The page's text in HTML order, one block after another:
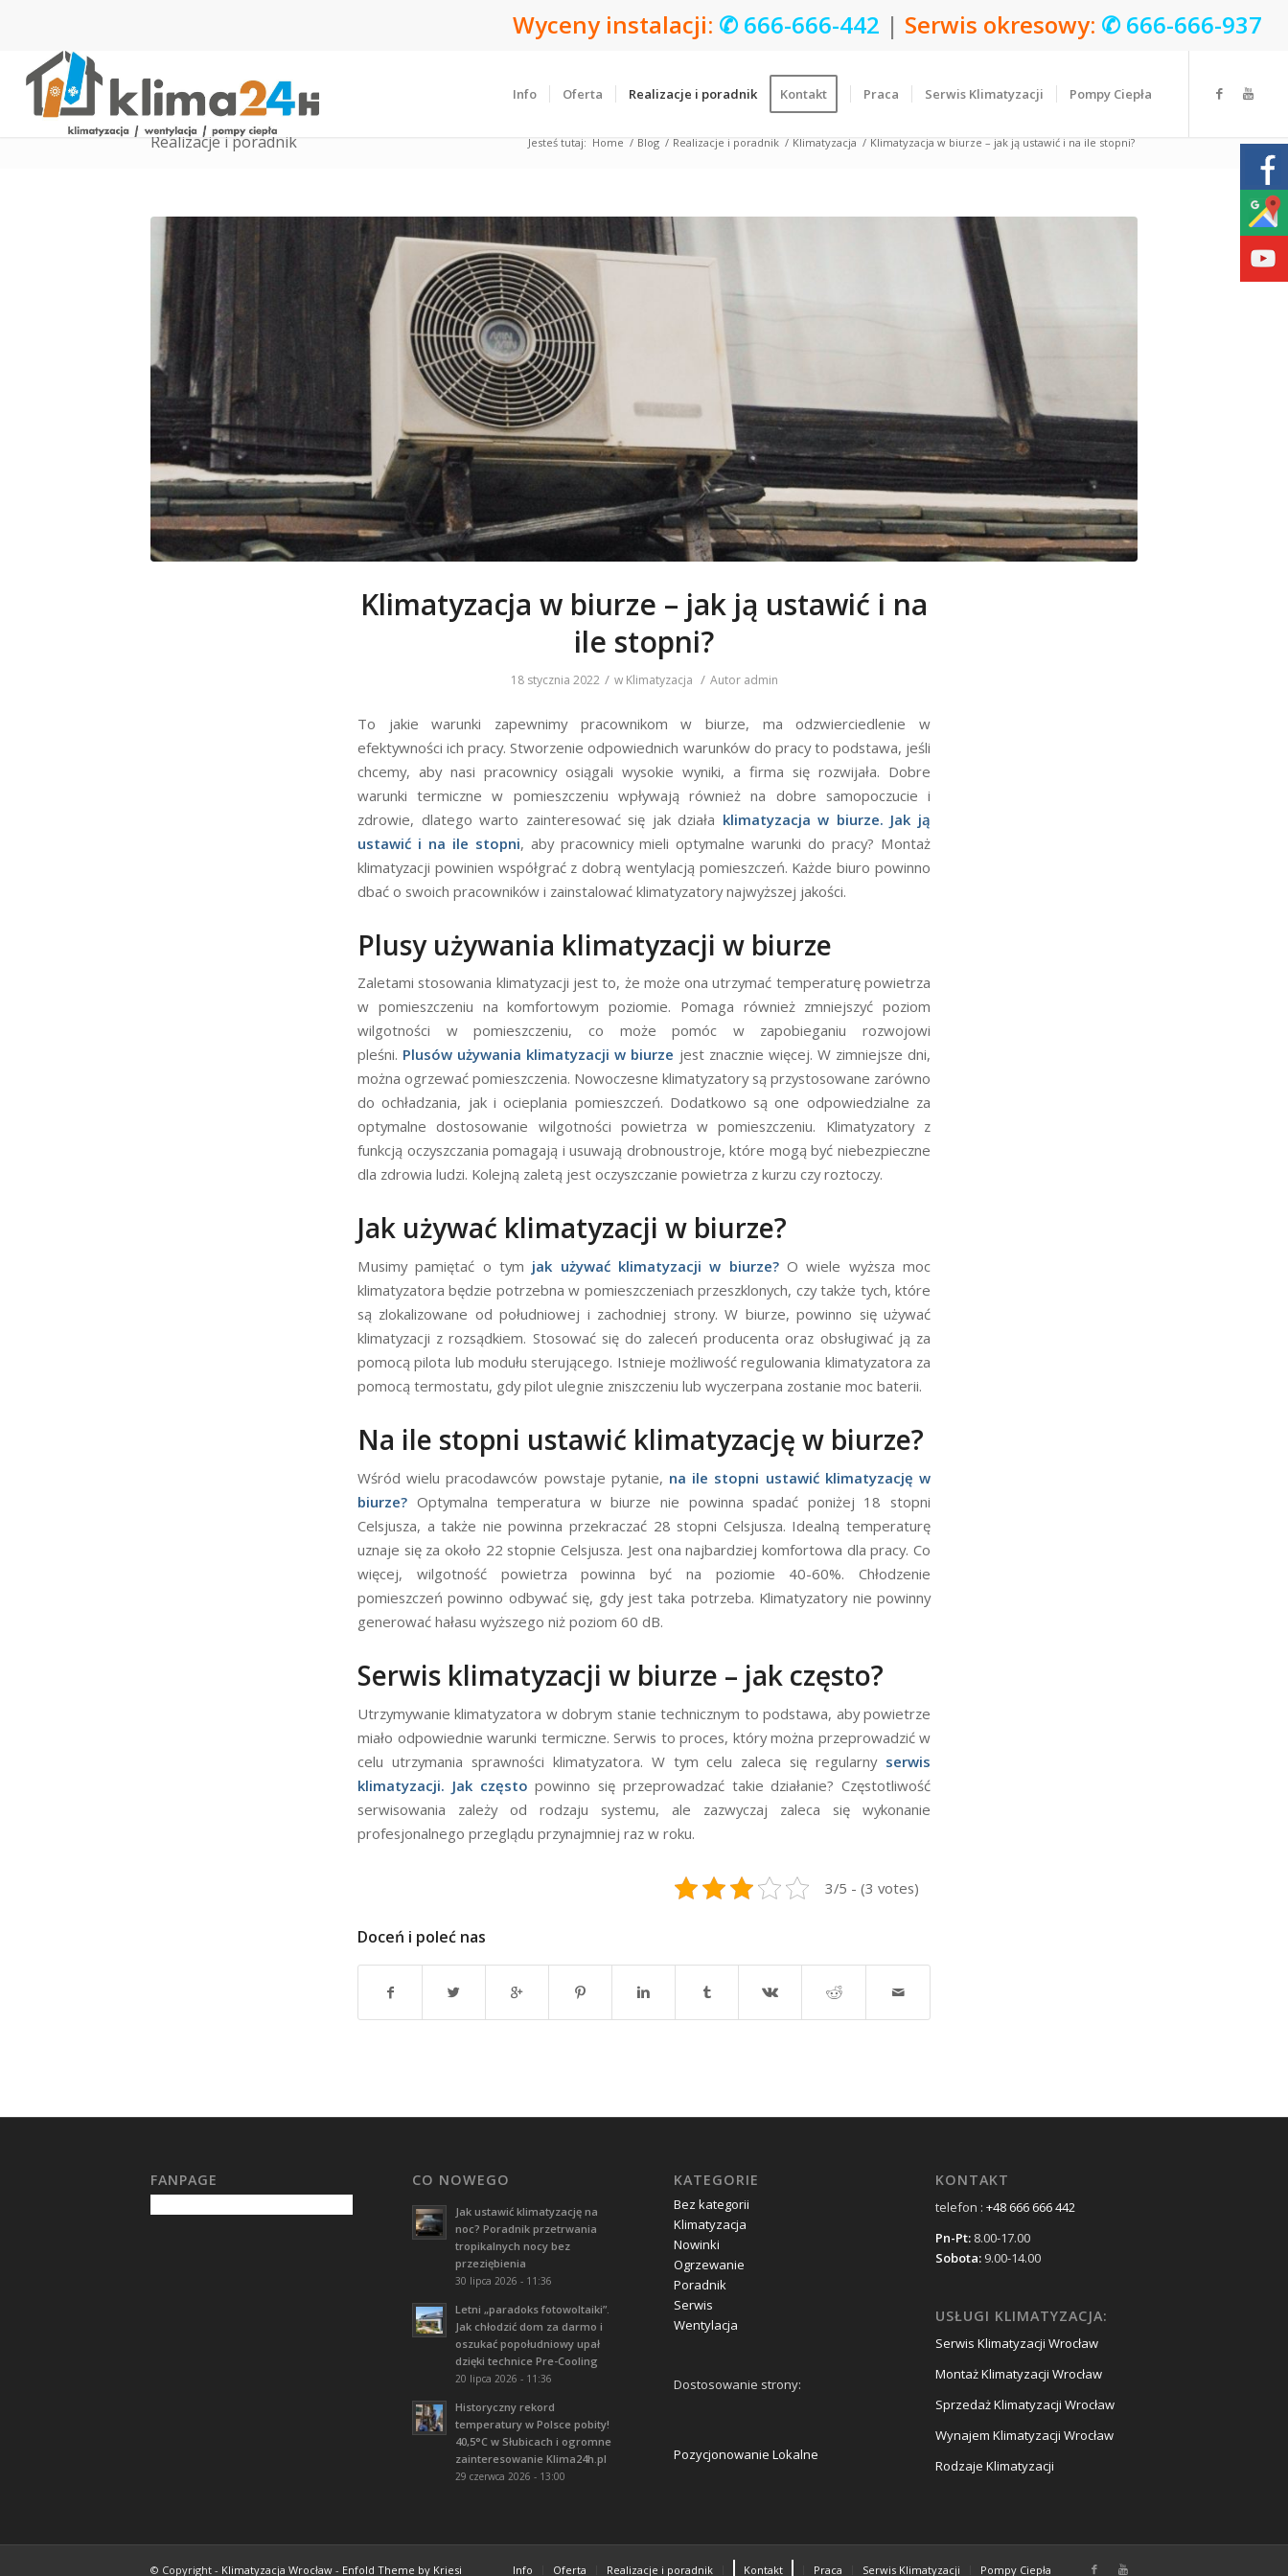
Wyceny instalacji: ✆ 666-666-442 | Serwis okresowy: ✆ 666-666-937
Info Oferta Realizacje i poradnik Kontakt Praca Serwis Klimatyzacji Pompy Ciepła
Realizacje i poradnik Jesteś tutaj: Home / Blog / Realizacje i poradnik / Klimatyzacja / Klimatyzacja w biurze – jak ją ustawić i na ile stopni?
Klimatyzacja w biurze – jak ją ustawić i na
ile stopni?
18 stycznia 2022 / w Klimatyzacja / Autor admin
To jakie warunki zapewnimy pracownikom w biurze, ma odzwierciedlenie w
efektywności ich pracy. Stworzenie odpowiednich warunków do pracy to podstawa, jeśli
chcemy, aby nasi pracownicy osiągali wysokie wyniki, a firma się rozwijała. Dobre
warunki termiczne w pomieszczeniu wpływają również na dobre samopoczucie i
zdrowie, dlatego warto zainteresować się jak działa klimatyzacja w biurze. Jak ją
ustawić i na ile stopni, aby pracownicy mieli optymalne warunki do pracy? Montaż
klimatyzacji powinien współgrać z dobrą wentylacją pomieszczeń. Każde biuro powinno
dbać o swoich pracowników i zainstalować klimatyzatory najwyższej jakości.
Plusy używania klimatyzacji w biurze
Zaletami stosowania klimatyzacji jest to, że może ona utrzymać temperaturę powietrza
w pomieszczeniu na komfortowym poziomie. Pomaga również zmniejszyć poziom
wilgotności w pomieszczeniu, co może pomóc w zapobieganiu rozwojowi
pleśni. Plusów używania klimatyzacji w biurze jest znacznie więcej. W zimniejsze dni,
można ogrzewać pomieszczenia. Nowoczesne klimatyzatory są przystosowane zarówno
do ochładzania, jak i ocieplania pomieszczeń. Dodatkowo są one odpowiedzialne za
optymalne dostosowanie wilgotności powietrza w pomieszczeniu. Klimatyzatory z
funkcją oczyszczania pomagają i usuwają drobnoustroje, które mogą być niebezpieczne
dla zdrowia ludzi. Kolejną zaletą jest oczyszczanie powietrza z kurzu czy roztoczy.
Jak używać klimatyzacji w biurze?
Musimy pamiętać o tym jak używać klimatyzacji w biurze?O wiele wyższa moc
klimatyzatora będzie potrzebna w pomieszczeniach przeszklonych, czy także tych, które
są zlokalizowane od południowej i zachodniej strony. W biurze, powinno się używać
klimatyzacji z rozsądkiem. Stosować się do zaleceń producenta oraz obsługiwać ją za
pomocą pilota lub modułu sterującego. Istnieje możliwość regulowania klimatyzatora za
pomocą termostatu, gdy pilot ulegnie zniszczeniu lub wyczerpana zostanie moc baterii.
Na ile stopni ustawić klimatyzację w biurze?
Wśród wielu pracodawców powstaje pytanie, na ile stopni ustawić klimatyzację w
biurze? Optymalna temperatura w biurze nie powinna spadać poniżej 18 stopni
Celsjusza, a także nie powinna przekraczać 28 stopni Celsjusza. Idealną temperaturę
uznaje się za około 22 stopnie Celsjusza. Jest ona najbardziej komfortowa dla pracy. Co
więcej, wilgotność powietrza powinna być na poziomie 40-60%. Chłodzenie
pomieszczeń powinno odbywać się, gdy jest taka potrzeba. Klimatyzatory nie powinny
generować hałasu wyższego niż poziom 60 dB.
Serwis klimatyzacji w biurze – jak często?
Utrzymywanie klimatyzatora w dobrym stanie technicznym to podstawa, aby powietrze
miało odpowiednie warunki termiczne. Serwis to proces, który można przeprowadzić w
celu utrzymania sprawności klimatyzatora. W tym celu zaleca się regularny serwis
klimatyzacji. Jak często powinno się przeprowadzać takie działanie? Częstotliwość
serwisowania zależy od rodzaju systemu, ale zazwyczaj zaleca się wykonanie
profesjonalnego przeglądu przynajmniej raz w roku.
3/5 - (3 votes)
Doceń i poleć nas
FANPAGE CO NOWEGO
Jak ustawić klimatyzację na
noc? Poradnik przetrwania
tropikalnych nocy bez
przeziębienia
30 lipca 2026 - 11:36
Letni „paradoks fotowoltaiki”.
Jak chłodzić dom za darmo i
oszukać popołudniowy upał
dzięki technice Pre-Cooling
20 lipca 2026 - 11:36
Historyczny rekord
temperatury w Polsce pobity!
40,5°C w Słubicach i ogromne
zainteresowanie Klima24h.pl
29 czerwca 2026 - 13:00
KATEGORIE
Bez kategorii
Klimatyzacja
Nowinki
Ogrzewanie
Poradnik
Serwis
Wentylacja
Dostosowanie strony:
Pozycjonowanie Lokalne
KONTAKT
telefon : +48 666 666 442
Pn-Pt: 8.00-17.00
Sobota: 9.00-14.00
USŁUGI KLIMATYZACJA:
Serwis Klimatyzacji Wrocław
Montaż Klimatyzacji Wrocław
Sprzedaż Klimatyzacji Wrocław
Wynajem Klimatyzacji Wrocław
Rodzaje Klimatyzacji
© Copyright - Klimatyzacja Wrocław - Enfold Theme by Kriesi Info Oferta Realizacje i poradnik Kontakt Praca Serwis Klimatyzacji Pompy Ciepła